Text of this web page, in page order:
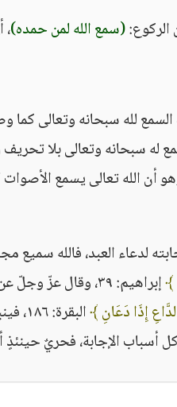
(سمع الله لمن حمده)
لله سبحانه وتعالى كما
له سبحانه وتعالى بلا
أن الله تعالى يسمع
لدعاء العبد، فالله
﴾إبراهيم: ٣٩، وقال عزّ وجلّ عن نبيه محمد صلى الله عليه وسلم:
إِذَا دَعَانِ ﴾
أسباب الإجابة، فحريٌ